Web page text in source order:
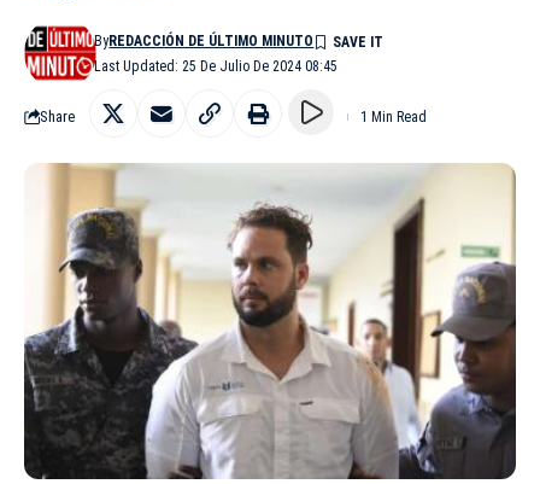
Last Updated: 25 De Julio De 2024 08:45
ByREDACCIÓN DE ÚLTIMO MINUTO
Share 1 Min Read